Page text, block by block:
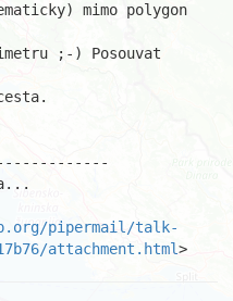
mimo polygon
;-) Posouvat
pipermail/talk-
attachment.html>